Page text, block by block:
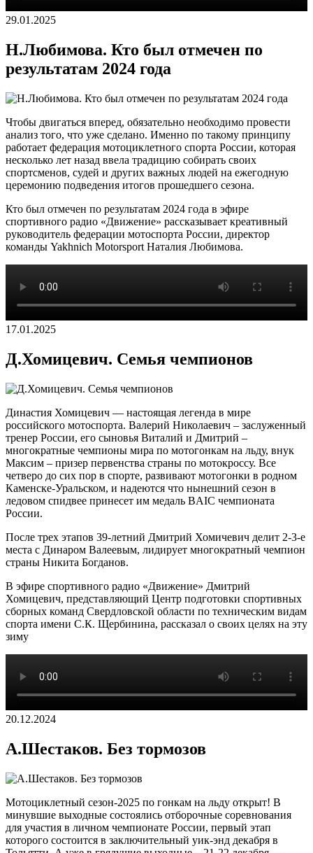
29.01.2025
Н.Любимова. Кто был отмечен по
результатам 2024 года
Чтобы двигаться вперед, обязательно необходимо провести
анализ того, что уже сделано. Именно по такому принципу
работает федерация мотоциклетного спорта России, которая
несколько лет назад ввела традицию собирать своих
спортсменов, судей и других важных людей на ежегодную
церемонию подведения итогов прошедшего сезона.
Кто был отмечен по результатам 2024 года в эфире
спортивного радио «Движение» рассказывает креативный
руководитель федерации мотоспорта России, директор
команды Yakhnich Motorsport Наталия Любимова.
17.01.2025
Д.Хомицевич. Семья чемпионов
Династия Хомицевич — настоящая легенда в мире
российского мотоспорта. Валерий Николаевич – заслуженный
тренер России, его сыновья Виталий и Дмитрий –
многократные чемпионы мира по мотогонкам на льду, внук
Максим – призер первенства страны по мотокроссу. Все
четверо до сих пор в спорте, развивают мотогонки в родном
Каменске-Уральском, и надеются что нынешний сезон в
ледовом спидвее принесет им медаль BAIC чемпионата
России.
После трех этапов 39-летний Дмитрий Хомичевич делит 2-3-е
места с Динаром Валеевым, лидирует многократный чемпион
страны Никита Богданов.
В эфире спортивного радио «Движение» Дмитрий
Хомицевич, представляющий Центр подготовки спортивных
сборных команд Свердловской области по техническим видам
спорта имени С.К. Щербинина, рассказал о своих целях на эту
зиму
20.12.2024
А.Шестаков. Без тормозов
Мотоциклетный сезон-2025 по гонкам на льду открыт! В
минувшие выходные состоялись отборочные соревнования
для участия в личном чемпионате России, первый этап
которого состоится в заключительный уик-энд декабря в